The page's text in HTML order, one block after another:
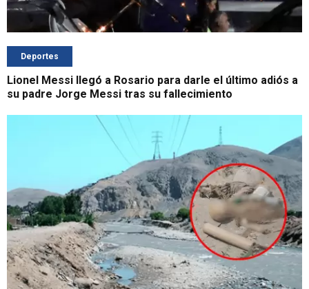
Deportes
Lionel Messi llegó a Rosario para darle el último adiós a
su padre Jorge Messi tras su fallecimiento